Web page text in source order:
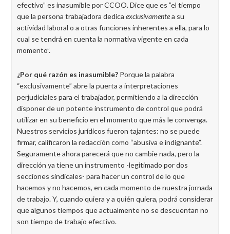
efectivo” es inasumible por CCOO. Dice que es ”el tiempo
que la persona trabajadora dedica exclusivamentea su
actividad laboral o a otras funciones inherentes a ella, para lo
cual se tendrá en cuenta la normativa vigente en cada
momento”.
¿Por qué razón es inasumible? Porque la palabra
“exclusivamente” abre la puerta a interpretaciones
perjudiciales para el trabajador, permitiendo a la dirección
disponer de un potente instrumento de control que podrá
utilizar en su beneficio en el momento que más le convenga.
Nuestros servicios jurídicos fueron tajantes: no se puede
firmar, calificaron la redacción como “abusiva e indignante”.
Seguramente ahora parecerá que no cambie nada, pero la
dirección ya tiene un instrumento -legitimado por dos
secciones sindicales- para hacer un control de lo que
hacemos y no hacemos, en cada momento de nuestra jornada
de trabajo. Y, cuando quiera y a quién quiera, podrá considerar
que algunos tiempos que actualmente no se descuentan no
son tiempo de trabajo efectivo.